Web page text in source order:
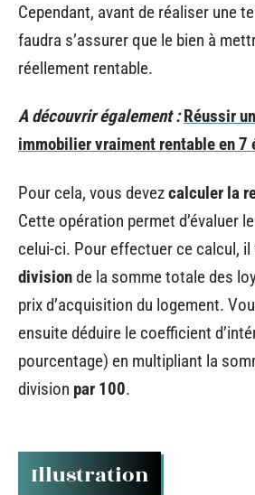
Cependant, avant de réaliser une
faudra s’assurer que le bien à
réellement rentable.
A découvrir également : Réussir
immobilier vraiment rentable en 7
Pour cela, vous devezcalculer la
Cette opération permet d’évaluer
celui-ci. Pour effectuer ce calcul,
divisionde la somme totale des
prix d’acquisition du logement.
ensuite déduire le coefficient
pourcentage) en multipliant la
division par 100.
Illustration